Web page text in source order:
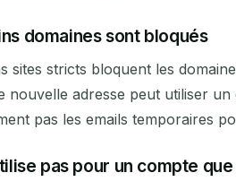
domaines sont bloqués
sites stricts bloquent les
nouvelle adresse peut utiliser
pas les emails temporaires
pas pour un compte